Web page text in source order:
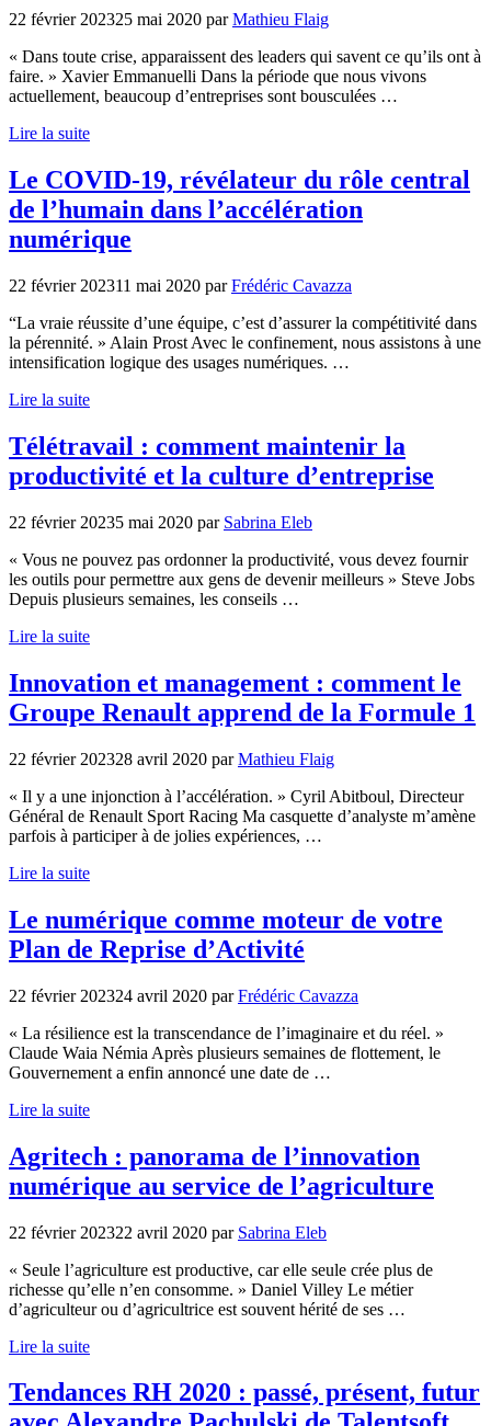
22 février 202325 mai 2020 parMathieu Flaig
« Dans toute crise, apparaissent des leaders qui savent ce qu’ils ont à
faire. » Xavier Emmanuelli Dans la période que nous vivons
actuellement, beaucoup d’entreprises sont bousculées …
Lire la suite
Le COVID-19, révélateur du rôle central
de l’humain dans l’accélération
numérique
22 février 202311 mai 2020 parFrédéric Cavazza
“La vraie réussite d’une équipe, c’est d’assurer la compétitivité dans
la pérennité. » Alain Prost Avec le confinement, nous assistons à une
intensification logique des usages numériques. …
Lire la suite
Télétravail : comment maintenir la
productivité et la culture d’entreprise
22 février 20235 mai 2020 par Sabrina Eleb
« Vous ne pouvez pas ordonner la productivité, vous devez fournir
les outils pour permettre aux gens de devenir meilleurs » Steve Jobs
Depuis plusieurs semaines, les conseils …
Lire la suite
Innovation et management : comment le
Groupe Renault apprend de la Formule 1
22 février 202328 avril 2020 parMathieu Flaig
« Il y a une injonction à l’accélération. » Cyril Abitboul, Directeur
Général de Renault Sport Racing Ma casquette d’analyste m’amène
parfois à participer à de jolies expériences, …
Lire la suite
Le numérique comme moteur de votre
Plan de Reprise d’Activité
22 février 202324 avril 2020 parFrédéric Cavazza
« La résilience est la transcendance de l’imaginaire et du réel. »
Claude Waia Némia Après plusieurs semaines de flottement, le
Gouvernement a enfin annoncé une date de …
Lire la suite
Agritech : panorama de l’innovation
numérique au service de l’agriculture
22 février 202322 avril 2020 par Sabrina Eleb
« Seule l’agriculture est productive, car elle seule crée plus de
richesse qu’elle n’en consomme. » Daniel Villey Le métier
d’agriculteur ou d’agricultrice est souvent hérité de ses …
Lire la suite
Tendances RH 2020 : passé, présent, futur